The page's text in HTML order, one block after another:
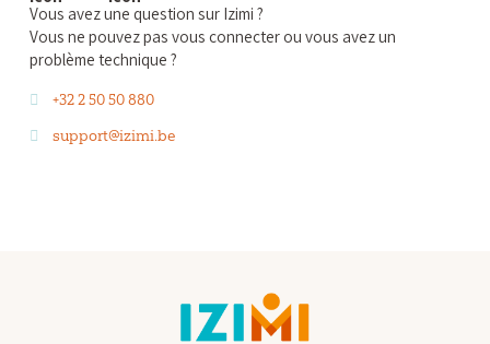
Vous avez une question sur Izimi ?
Vous ne pouvez pas vous connecter ou vous avez un
problème technique ?
+32 2 50 50 880
support@izimi.be